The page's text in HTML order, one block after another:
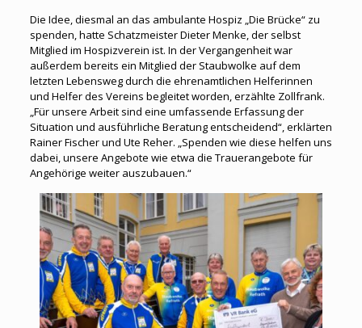
Die Idee, diesmal an das ambulante Hospiz „Die Brücke“ zu
spenden, hatte Schatzmeister Dieter Menke, der selbst
Mitglied im Hospizverein ist. In der Vergangenheit war
außerdem bereits ein Mitglied der Staubwolke auf dem
letzten Lebensweg durch die ehrenamtlichen Helferinnen
und Helfer des Vereins begleitet worden, erzählte Zollfrank.
„Für unsere Arbeit sind eine umfassende Erfassung der
Situation und ausführliche Beratung entscheidend“, erklärten
Rainer Fischer und Ute Reher. „Spenden wie diese helfen uns
dabei, unsere Angebote wie etwa die Trauerangebote für
Angehörige weiter auszubauen.“